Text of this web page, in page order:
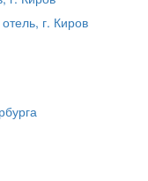
г. Киров